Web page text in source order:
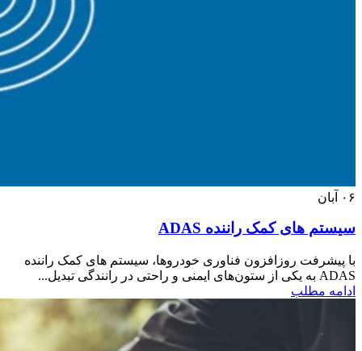
۰۶ آبان
سیستم های کمک راننده ADAS
با پیشرفت روزافزون فناوری خودروها، سیستم های کمک راننده
ADAS به یکی از ستون‌های ایمنی و راحتی در رانندگی تبدیل...
ادامه مطلب